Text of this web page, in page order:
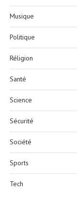
Musique
Politique
Réligion
Santé
Science
Sécurité
Société
Sports
Tech